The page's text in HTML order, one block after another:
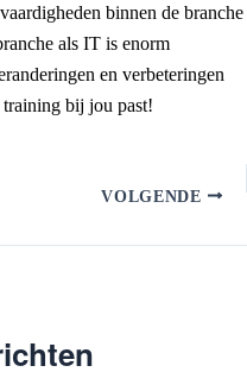
binnen de branche
als IT is enorm
en verbeteringen
bij jou past!
VOLGENDE